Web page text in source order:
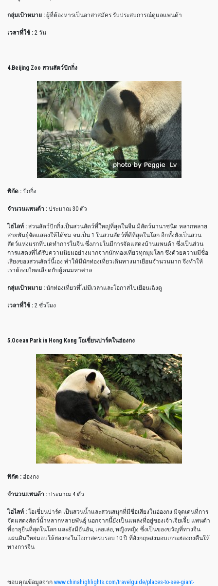
กลุ่มเป้าหมาย : ผู้ที่ต้องหารเป็นอาสาสมัคร รับประสบการณ์ดูแลแพนด้า
เวลาที่ใช้ : 2 วัน
4.Beijing Zoo สวนสัตว์ปักกิ่ง
พิกัด : ปักกิ่ง
จำนวนแพนด้า : ประมาณ 30 ตัว
ไฮไลท์ : สวนสัตว์ปักกิ่งเป็นสวนสัตว์ที่ใหญ่ที่สุดในจีน มีสัตว์นานาชนิด หลากหลาย
สายพันธุ์จัดแสดงให้ได้ชม จนเป็น 1 ในสวนสัตว์ที่ดีที่สุดในโลก อีกทั้งยังเป็นสวน
สัตว์แห่งแรกที่ปเดทำการในจีน ซึ่งภายในมีการจัดแสดงบ้านแพนด้า ซึ่งเป็นส่วน
การแสดงที่ได้รับความนิยมอย่างมากจากนักท่องเที่ยวทุกมุมโลก ซึ่งด้วยความมีชื่อ
เสียงของสวนสัตว์นี้เอง ทำให้มีนักท่องเที่ยวเดินทางมาเยือนจำนวนมาก จึงทำให้
เราต้องเบียดเสียดกับผู้คนมหาศาล
กลุ่มเป้าหมาย : นักท่องเที่ยวที่ไม่มีเวลาและโอกาสไปเยือนเฉิงตู
เวลาที่ใช้ : 2 ชั่วโมง
5.Ocean Park in Hong Kong โอเชี่ยนปาร์คในฮ่องกง
พิกัด : ฮ่องกง
จำนวนแพนด้า : ประมาณ 4 ตัว
ไฮไลท์ : โอเชี่ยนปาร์ค เป็นสวนน้ำและสวนสนุกที่มีชื่อเสียงในฮ่องกง มีจุดเด่นที่การ
จัดแสดงสัตว์น้ำหลากหลายพันธุ์ นอกจากนี้ยังเป็นแหล่งที่อยู่ของเจ้าเจียเจี้ย แพนด้า
ที่อายุยืนที่สุดในโลก และยังมีอันอัน, เล่อเล่อ, หญิงหญิง ซึ่งเป็นของขวัญที่ทางจีน
แผ่นดินใหย่มอบให้ฮ่องกงในโอกาสครบรอบ 10 ปี ที่อังกฤษส่งมอบเกาะฮ่องกงคืนให้
ทางการจีน
ขอบคุณข้อมูลจาก www.chinahighlights.com/travelguide/places-to-see-giant-